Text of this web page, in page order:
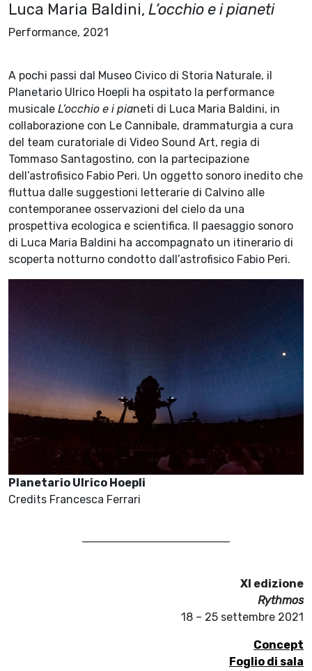
Luca Maria Baldini, L’occhio e i pianeti
Performance, 2021
A pochi passi dal Museo Civico di Storia Naturale, il
Planetario Ulrico Hoepli ha ospitato la performance
musicale L’occhio e i pianeti di Luca Maria Baldini, in
collaborazione con Le Cannibale, drammaturgia a cura
del team curatoriale di Video Sound Art, regia di
Tommaso Santagostino, con la partecipazione
dell’astrofisico Fabio Peri. Un oggetto sonoro inedito che
fluttua dalle suggestioni letterarie di Calvino alle
contemporanee osservazioni del cielo da una
prospettiva ecologica e scientifica. Il paesaggio sonoro
di Luca Maria Baldini ha accompagnato un itinerario di
scoperta notturno condotto dall’astrofisico Fabio Peri.
Planetario Ulrico Hoepli
Credits Francesca Ferrari
XI edizione
Rythmos
18 – 25 settembre 2021
Concept
Foglio di sala